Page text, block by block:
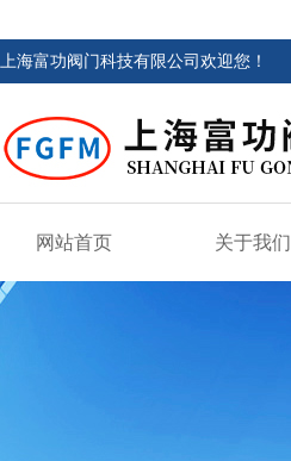
上海富功阀门科技有限公司欢迎您！
网站首页 关于我们